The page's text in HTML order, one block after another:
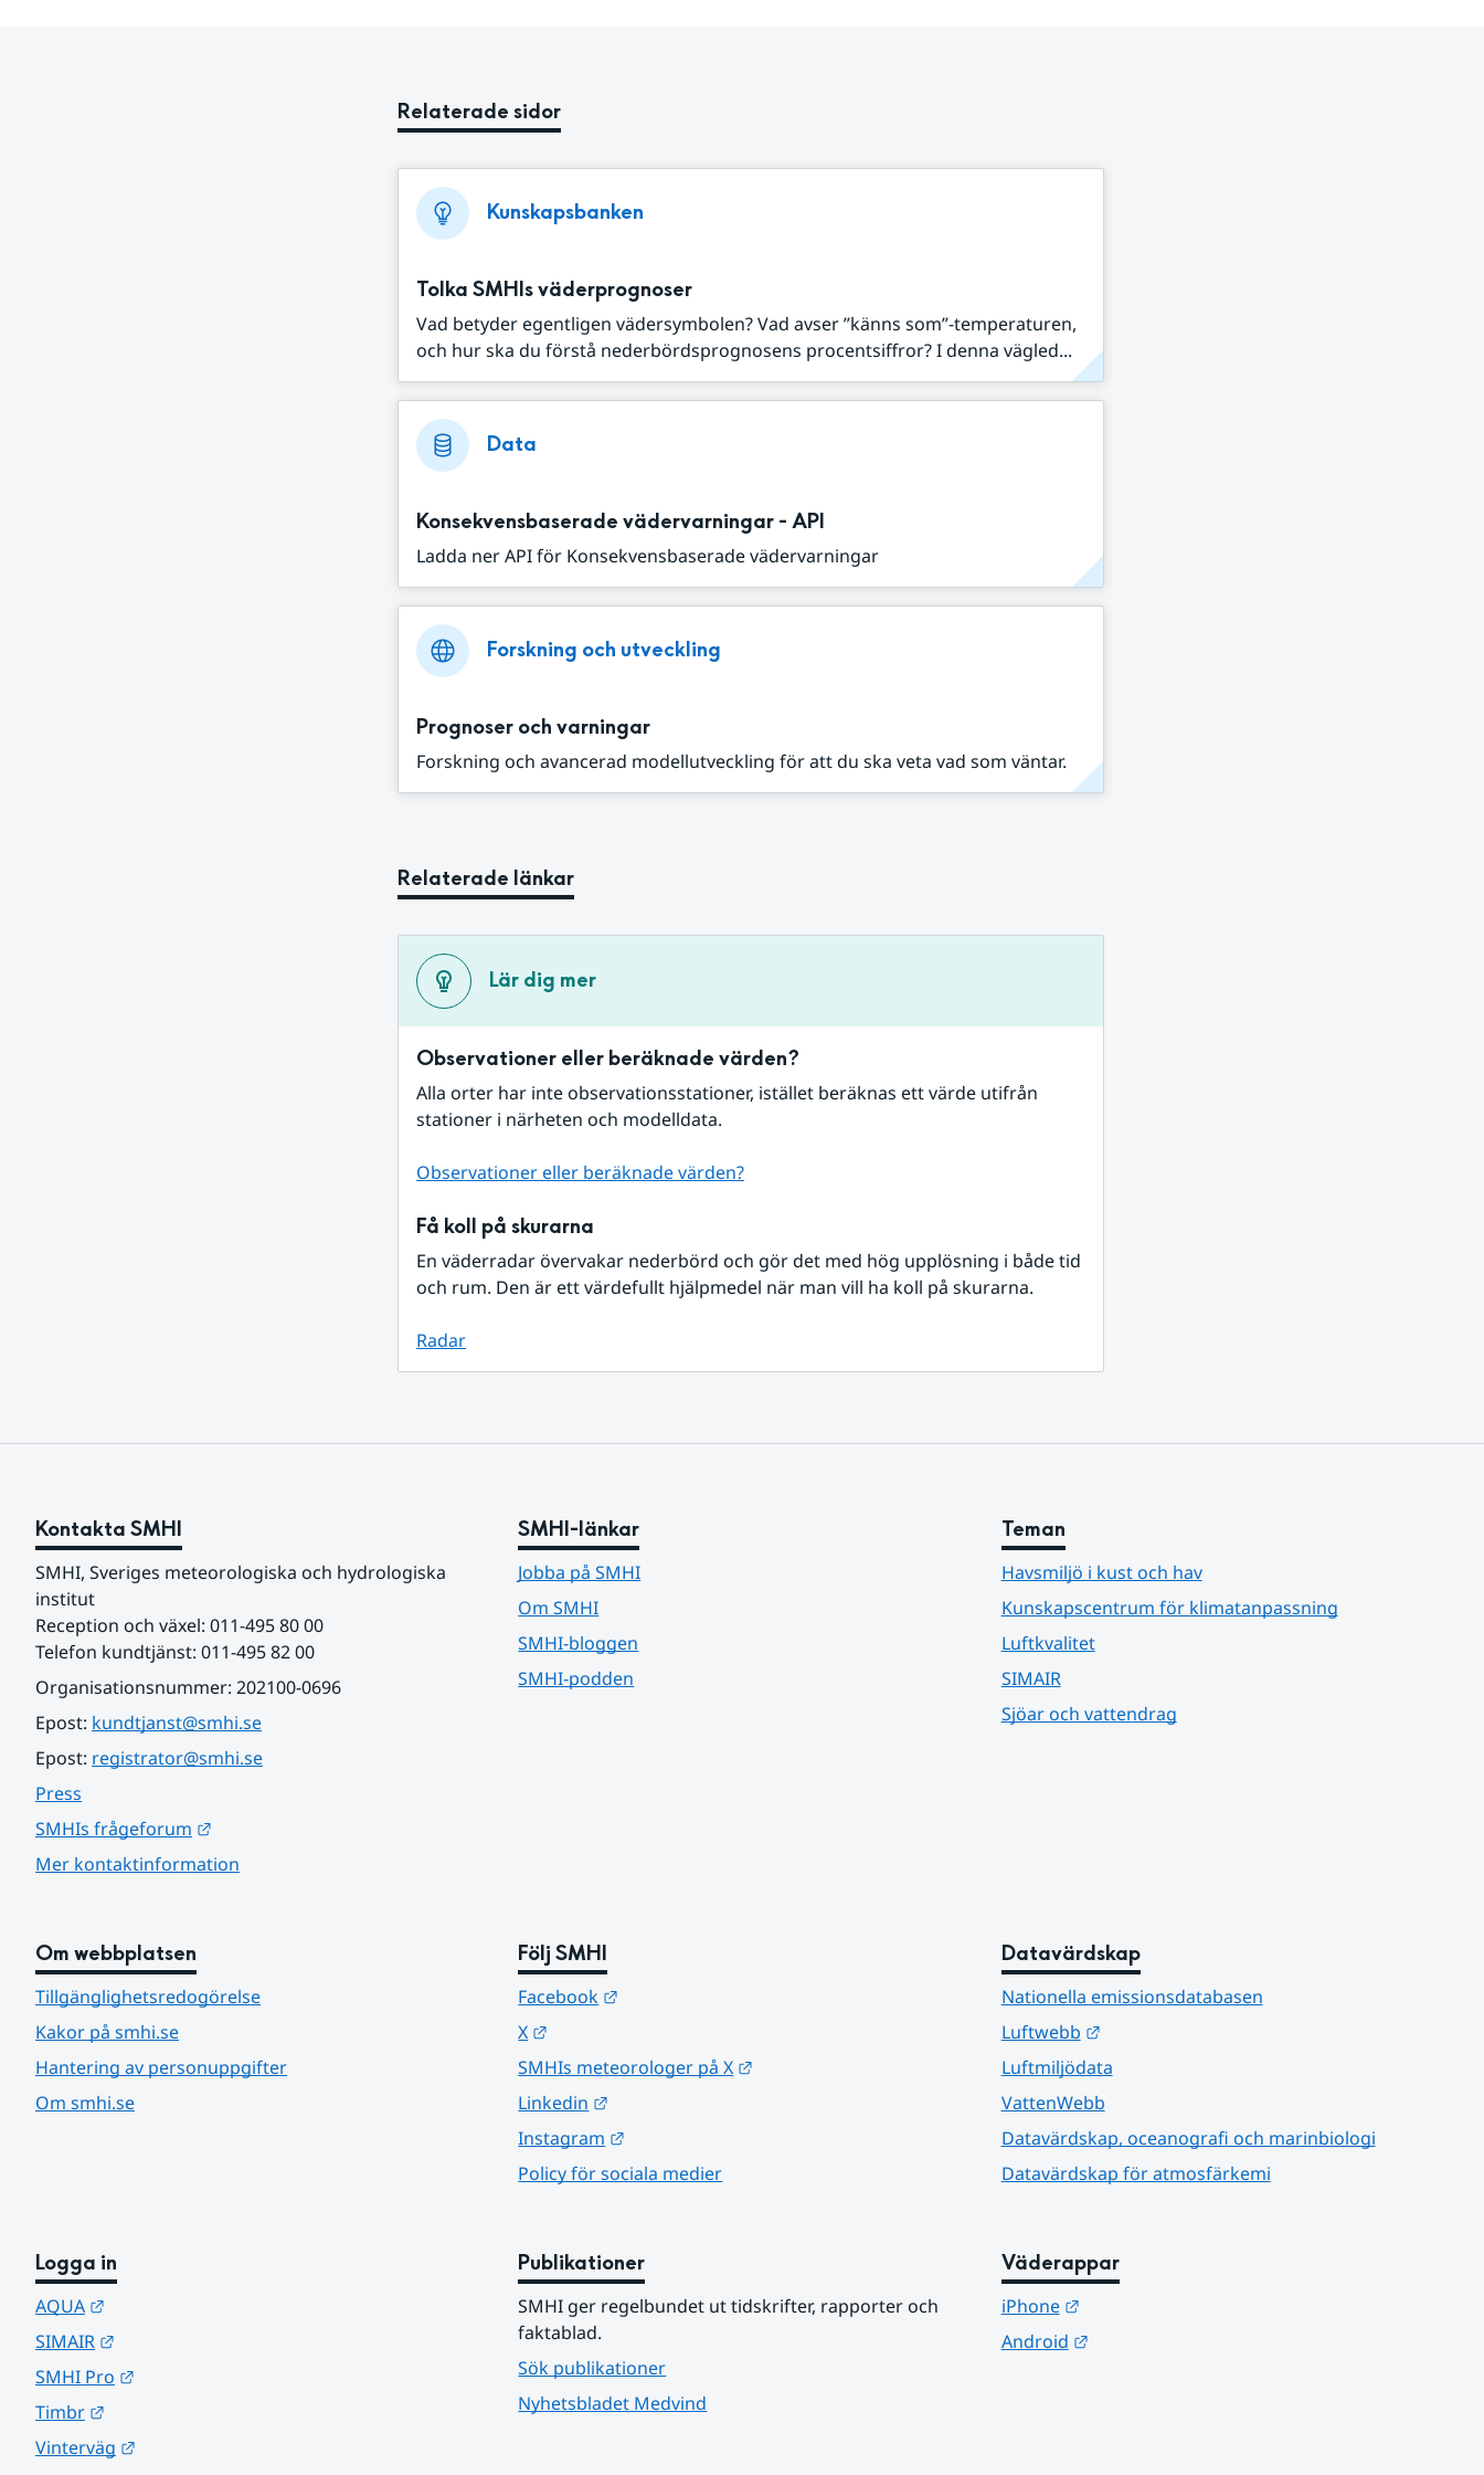
Relaterade sidor
Kunskapsbanken
Tolka SMHIs väderprognoser
Vad betyder egentligen vädersymbolen? Vad avser ”känns som”-temperaturen,
och hur ska du förstå nederbördsprognosens procentsiffror? I denna vägled...
Data
Konsekvensbaserade vädervarningar - API
Ladda ner API för Konsekvensbaserade vädervarningar
Forskning och utveckling
Prognoser och varningar
Forskning och avancerad modellutveckling för att du ska veta vad som väntar.
Relaterade länkar
Lär dig mer
Observationer eller beräknade värden?
Alla orter har inte observationsstationer, istället beräknas ett värde utifrån
stationer i närheten och modelldata.
Observationer eller beräknade värden?
Få koll på skurarna
En väderradar övervakar nederbörd och gör det med hög upplösning i både tid
och rum. Den är ett värdefullt hjälpmedel när man vill ha koll på skurarna.
Radar
Kontakta SMHI
SMHI, Sveriges meteorologiska och hydrologiska
institut
Reception och växel: 011-495 80 00
Telefon kundtjänst: 011-495 82 00
Organisationsnummer: 202100-0696
Epost: kundtjanst@smhi.se
Epost: registrator@smhi.se
Press
SMHIs frågeforum
Mer kontaktinformation
SMHI-länkar
Jobba på SMHI
Om SMHI
SMHI-bloggen
SMHI-podden
Teman
Havsmiljö i kust och hav
Kunskapscentrum för klimatanpassning
Luftkvalitet
SIMAIR
Sjöar och vattendrag
Om webbplatsen
Tillgänglighetsredogörelse
Kakor på smhi.se
Hantering av personuppgifter
Om smhi.se
Följ SMHI
Facebook
X
SMHIs meteorologer på X
Linkedin
Instagram
Policy för sociala medier
Datavärdskap
Nationella emissionsdatabasen
Luftwebb
Länk till annan webbplats.
Luftmiljödata
VattenWebb
Datavärdskap, oceanografi och marinbiologi
Datavärdskap för atmosfärkemi
Logga in
AQUA
SIMAIR
SMHI Pro
Timbr
Vinterväg
Publikationer
SMHI ger regelbundet ut tidskrifter, rapporter och
faktablad.
Sök publikationer
Nyhetsbladet Medvind
Väderappar
iPhone
Länk till annan webbplats.
Android
Länk till annan webbplats.